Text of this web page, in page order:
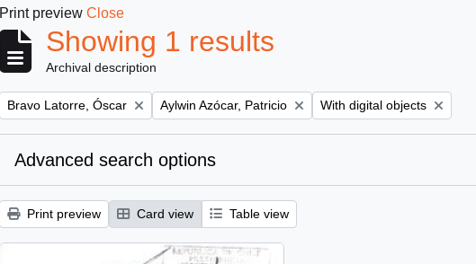
Print preview Close
Showing 1 results
Archival description
Remove filter:
Bravo Latorre, Óscar Remove filter:
Aylwin Azócar, Patricio Remove filter:
With digital objects
Advanced search options
Print preview Card view Table view